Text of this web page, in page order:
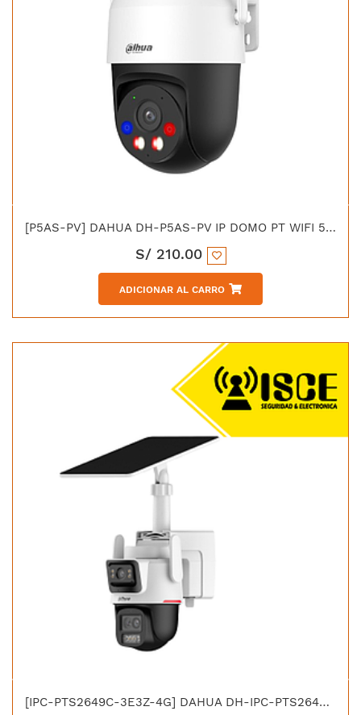
[P5AS-PV] DAHUA DH-P5AS-PV IP DOMO PT WIFI 5MP DUAL LIGHT 30M IP66
S/ 210.00
ADICIONAR AL CARRO
[IPC-PTS2649C-3E3Z-4G] DAHUA DH-IPC-PTS2649C-3E3Z-4GB20 IP DOMO PT 6MP WIZCOLOR ZOOM HIBRIDO 6X SOLAR 4G